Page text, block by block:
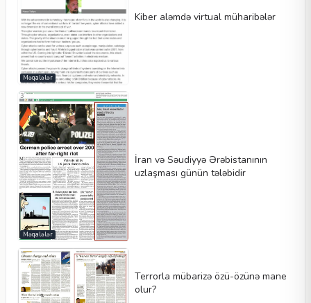
Məqalələr
Kiber aləmdə virtual müharibələr
Məqalələr
İran və Səudiyyə Ərəbistanının
uzlaşması günün tələbidir
Terrorla mübarizə özü-özünə mane
olur?